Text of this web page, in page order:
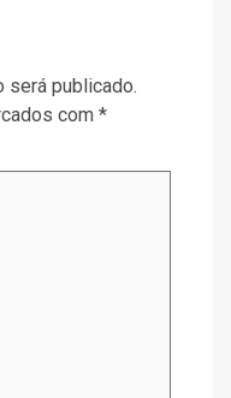
será publicado.
com *